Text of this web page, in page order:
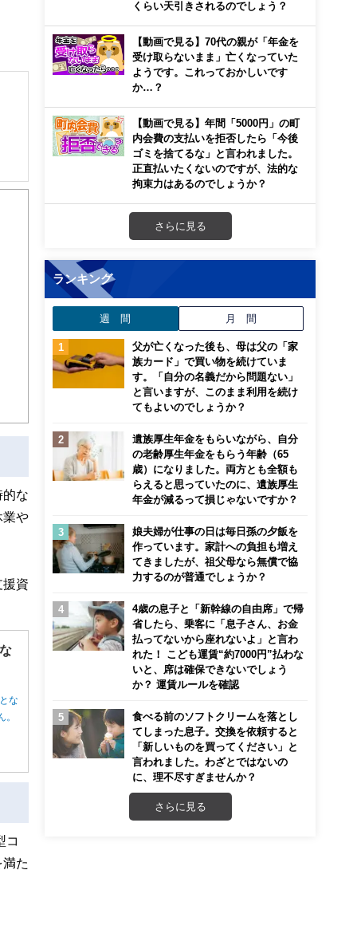
的な
業や
援資
な
。
コ
た
くらい天引きされるのでしょう？
【動画で見る】70代の親が「年金を
受け取らないまま」亡くなっていた
ようです。これっておかしいです
か…？
【動画で見る】年間「5000円」の町
内会費の支払いを拒否したら「今後
ゴミを捨てるな」と言われました。
正直払いたくないのですが、法的な
拘束力はあるのでしょうか？
さらに見る
ランキング
週 間 月 間
父が亡くなった後も、母は父の「家
族カード」で買い物を続けていま
す。「自分の名義だから問題ない」
と言いますが、このまま利用を続け
てもよいのでしょうか？
遺族厚生年金をもらいながら、自分
の老齢厚生年金をもらう年齢（65
歳）になりました。両方とも全額も
らえると思っていたのに、遺族厚生
年金が減るって損じゃないですか？
娘夫婦が仕事の日は毎日孫の夕飯を
作っています。家計への負担も増え
てきましたが、祖父母なら無償で協
力するのが普通でしょうか？
4歳の息子と「新幹線の自由席」で帰
省したら、乗客に「息子さん、お金
払ってないから座れないよ」と言わ
れた！ こども運賃“約7000円”払わな
いと、席は確保できないでしょう
か？ 運賃ルールを確認
食べる前のソフトクリームを落とし
てしまった息子。交換を依頼すると
「新しいものを買ってください」と
言われました。わざとではないの
に、理不尽すぎませんか？
さらに見る